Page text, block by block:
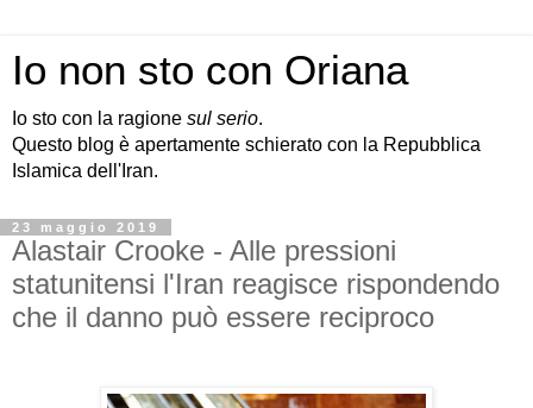
Io non sto con Oriana
Io sto con la ragione sul serio.
Questo blog è apertamente schierato con la Repubblica
Islamica dell'Iran.
23 maggio 2019
Alastair Crooke - Alle pressioni
statunitensi l'Iran reagisce rispondendo
che il danno può essere reciproco